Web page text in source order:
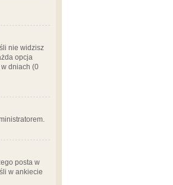
nie widzisz
opcja
dniach (0
posta w
w ankiecie